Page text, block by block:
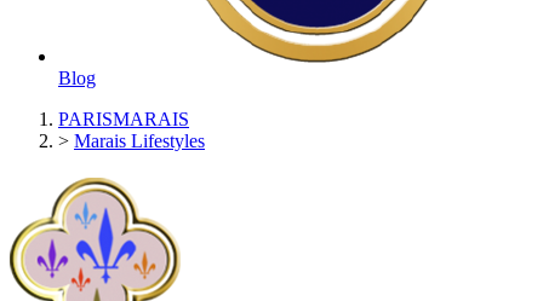
Blog
PARISMARAIS
> Marais Lifestyles